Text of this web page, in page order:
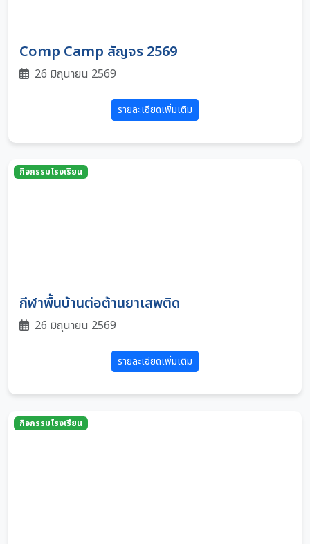
Comp Camp สัญจร 2569
26 มิถุนายน 2569
รายละเอียดเพิ่มเติม
กิจกรรมโรงเรียน
กีฬาพื้นบ้านต่อต้านยาเสพติด
26 มิถุนายน 2569
รายละเอียดเพิ่มเติม
กิจกรรมโรงเรียน